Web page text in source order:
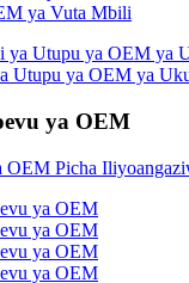
ya Vuta Mbili
Utupu ya OEM ya
ya OEM